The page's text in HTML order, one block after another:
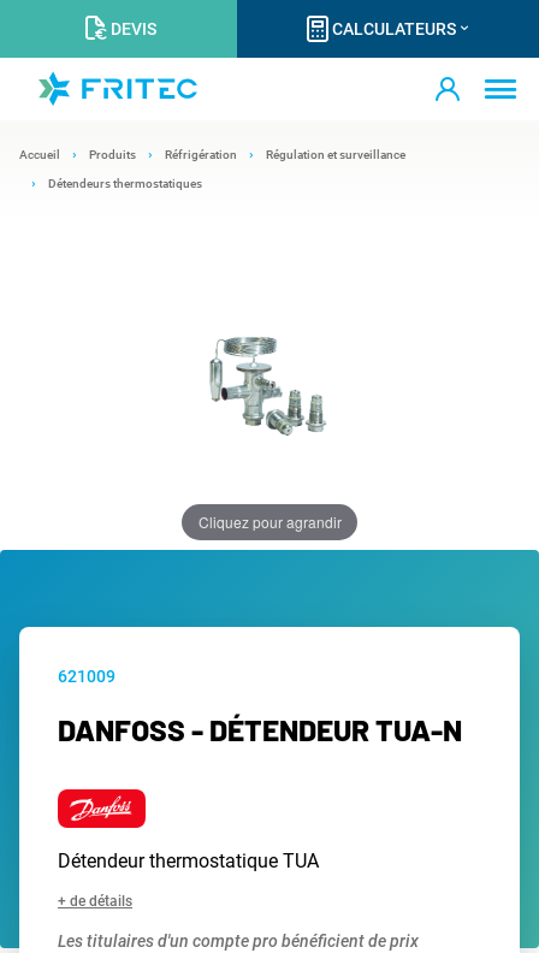
DEVIS CALCULATEURS
Accueil Produits Réfrigération Régulation et surveillance
Détendeurs thermostatiques
Cliquez pour agrandir
621009
DANFOSS - DÉTENDEUR TUA-N
Détendeur thermostatique TUA
+ de détails
Les titulaires d'un compte pro bénéficient de prix